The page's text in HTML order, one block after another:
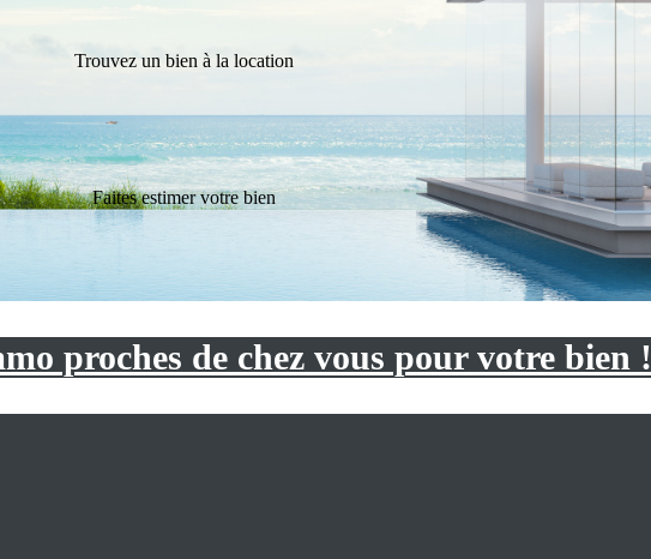
Trouvez un bien à la location
Faites estimer votre bien
proches de chez vous pour votre bien !